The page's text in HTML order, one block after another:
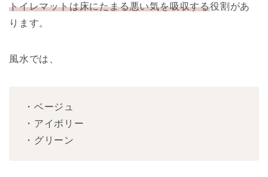
トイレマットは床にたまる悪い気を吸収する役割があ
ります。
風水では、
・ベージュ
・アイボリー
・グリーン